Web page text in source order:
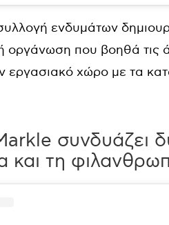
ενδυμάτων
οργάνωση που βοηθά τις
εργασιακό χώρο με τα
συνδυάζει
και τη